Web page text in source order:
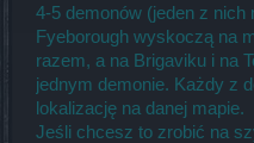
4-5 demonów (jeden z
Fyeborough wyskoczą na
razem, a na Brigaviku i na
jednym demonie. Każdy z
lokalizację na danej mapie.
Jeśli chcesz to zrobić na